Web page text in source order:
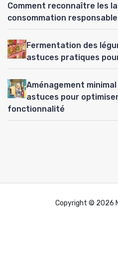
Comment reconnaître les
consommation responsable
Fermentation des
astuces pratiques
Aménagement minimal
astuces pour
fonctionnalité
Copyright © 2026